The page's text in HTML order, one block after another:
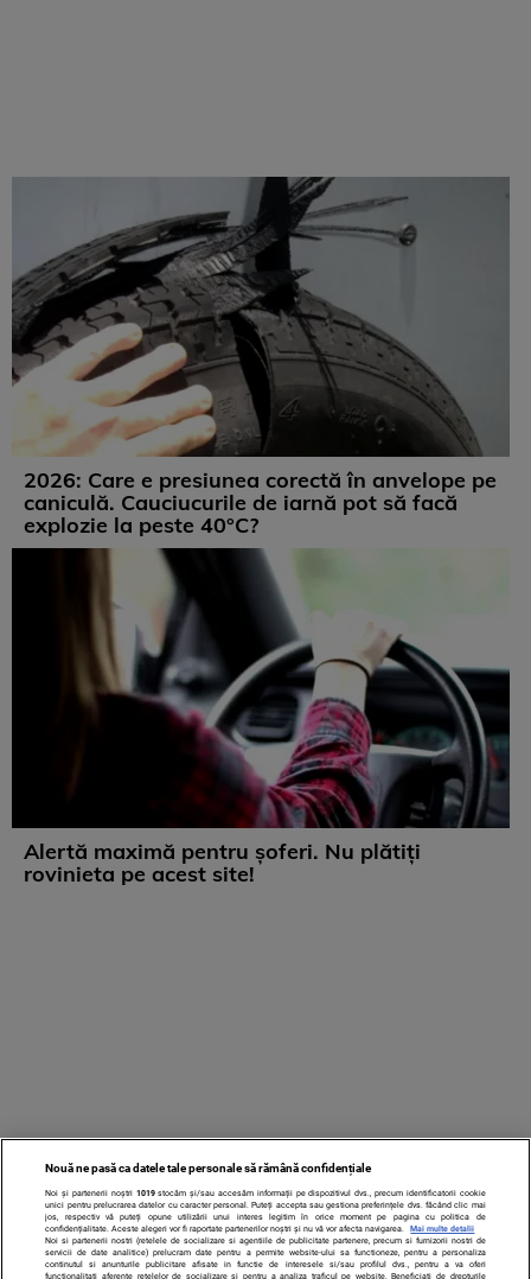
2026: Care e presiunea corectă în anvelope pe
caniculă. Cauciucurile de iarnă pot să facă
explozie la peste 40°C?
Alertă maximă pentru șoferi. Nu plătiți
rovinieta pe acest site!
Nouă ne pasă ca datele tale personale să rămână confidențiale
Noi și partenerii noștri 1019stocăm și/sau accesăm informații pe dispozitivul dvs., precum identificatorii cookie
unici pentru prelucrarea datelor cu caracter personal. Puteți accepta sau gestiona preferințele dvs. făcând clic mai
jos, respectiv vă puteți opune utilizării unui interes legitim în orice moment pe pagina cu politica de
confidențialitate. Aceste alegeri vor fi raportate partenerilor noștri și nu vă vor afecta navigarea.
Mai multe detalii
Noi si partenerii nostri (retelele de socializare si agentiile de publicitate partenere, precum si furnizorii nostri de
servicii de date analitice) prelucram date pentru a permite website-ului sa functioneze, pentru a personaliza
continutul si anunturile publicitare afisate in functie de interesele si/sau profilul dvs., pentru a va oferi
functionalitati aferente retelelor de socializare si pentru a analiza traficul pe website. Beneficiati de drepturile